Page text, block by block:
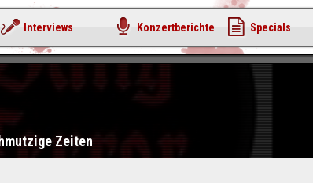
Zeiten
Interviews Konzertberichte Specials